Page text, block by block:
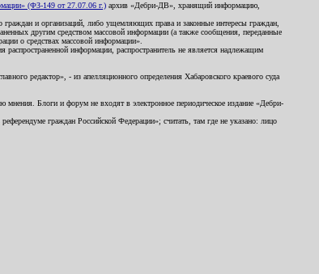
(ФЗ-149 от 27.07.06 г.) архив «Дебри-ДВ», хранящий информацию,
граждан и организаций, либо ущемляющих права и законные интересы граждан,
другим средством массовой информации (а также сообщения, переданные
о средствах массовой информации».
информации, распространитель не является надлежащим
редактор», - из апелляционного определения Хабаровского краевого суда
мнения. Блоги и форум не входят в электронное периодическое издание «Дебри-
граждан Российской Федерации»; считать, там где не указано: лицо